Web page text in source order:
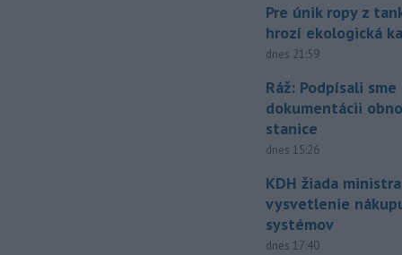
Pre únik ropy z
hrozí ekologická
dnes 21:59
Ráž: Podpísali
dokumentácii
stanice
dnes 15:26
KDH žiada
vysvetlenie
systémov
dnes 17:40